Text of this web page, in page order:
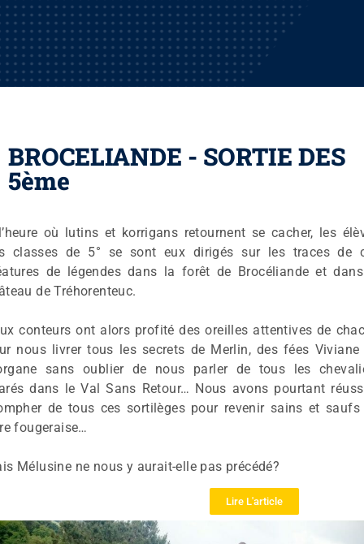
BROCELIANDE - SORTIE DES
5ème
où lutins et korrigans retournent se cacher, les
classes de 5° se sont eux dirigés sur les traces de
de légendes dans la forêt de Brocéliande et
de Tréhorenteuc.
conteurs ont alors profité des oreilles attentives de
nous livrer tous les secrets de Merlin, des fées Viviane
sans oublier de nous parler de tous les
dans le Val Sans Retour… Nous avons pourtant
de tous ces sortilèges pour revenir sains et saufs
fougeraise…
Mélusine ne nous y aurait-elle pas précédé?
Lire L'article